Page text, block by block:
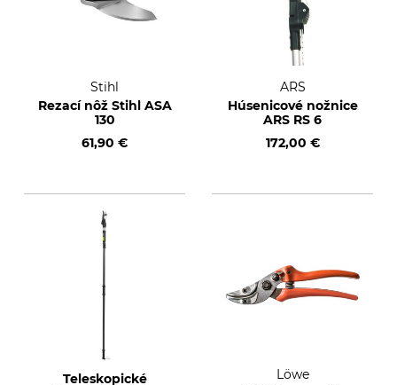
Stihl
Rezací nôž Stihl ASA
130
61,90 €
ARS
Húsenicové nožnice
ARS RS 6
172,00 €
Teleskopické
Löwe